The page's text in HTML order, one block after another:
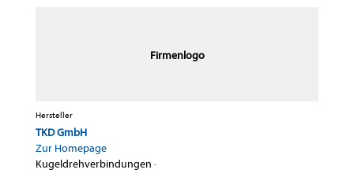
Firmenlogo
Hersteller
TKD GmbH
Zur Homepage
Kugeldrehverbindungen ·